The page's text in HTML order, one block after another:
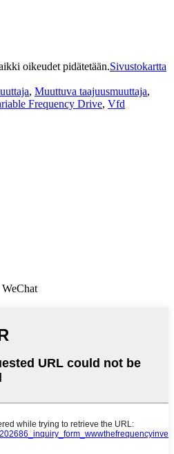
oikeudet pidätetään.Sivustokartta
, Muuttuva taajuusmuuttaja,
Frequency Drive, Vfd
WeChat